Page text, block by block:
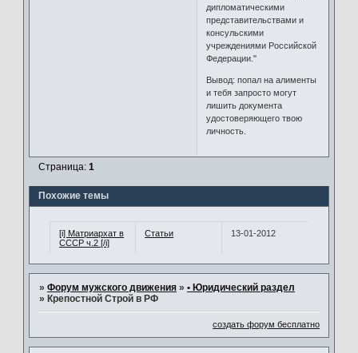
дипломатическими
представительствами и
консульскими
учреждениями Российской
Федерации."
Вывод: попал на алименты
и тебя запросто могут
лишить документа
удостоверяющего твою
личность.
Страница: 1
Похожие темы
[i] Матриархат в
СССР ч.2 [/i]
Статьи 13-01-2012
» Форум мужского движения » • Юридический раздел
» Крепостной Строй в РФ
создать форум бесплатно